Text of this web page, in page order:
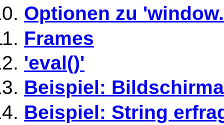
Optionen zu
Frames
'eval()'
Beispiel:
Beispiel: String